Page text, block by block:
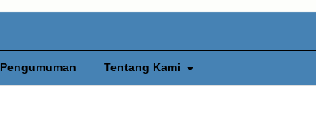
Pengumuman Tentang Kami